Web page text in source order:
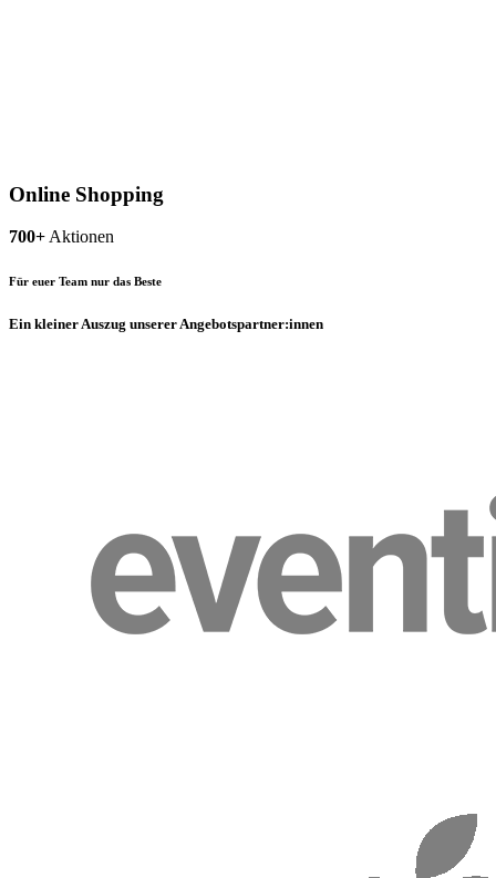
Online Shopping
700+ Aktionen
Für euer Team nur das Beste
Ein kleiner Auszug unserer Angebotspartner:innen